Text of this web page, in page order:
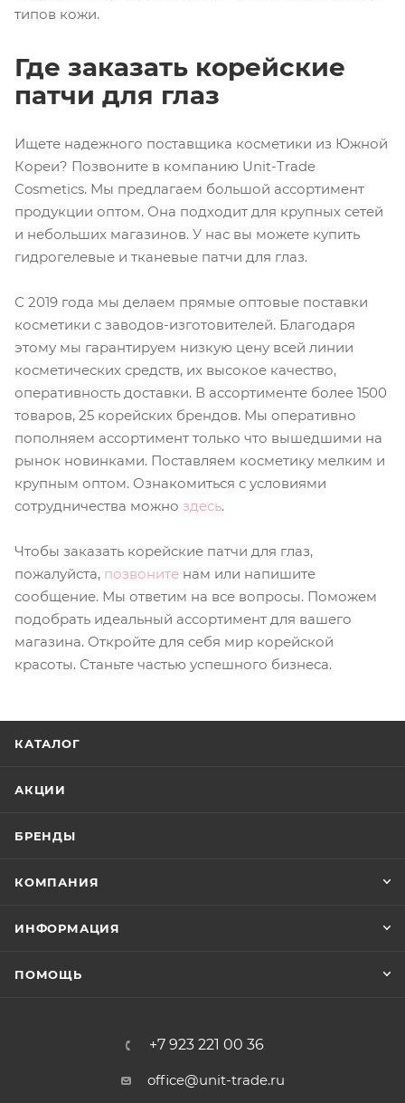
типов кожи.
Где заказать корейские
патчи для глаз
Ищете надежного поставщика косметики из Южной
Кореи? Позвоните в компанию Unit-Trade
Cosmetics. Мы предлагаем большой ассортимент
продукции оптом. Она подходит для крупных сетей
и небольших магазинов. У нас вы можете купить
гидрогелевые и тканевые патчи для глаз.
С 2019 года мы делаем прямые оптовые поставки
косметики с заводов-изготовителей. Благодаря
этому мы гарантируем низкую цену всей линии
косметических средств, их высокое качество,
оперативность доставки. В ассортименте более 1500
товаров, 25 корейских брендов. Мы оперативно
пополняем ассортимент только что вышедшими на
рынок новинками. Поставляем косметику мелким и
крупным оптом. Ознакомиться с условиями
сотрудничества можно здесь.
Чтобы заказать корейские патчи для глаз,
пожалуйста, позвоните нам или напишите
сообщение. Мы ответим на все вопросы. Поможем
подобрать идеальный ассортимент для вашего
магазина. Откройте для себя мир корейской
красоты. Станьте частью успешного бизнеса.
КАТАЛОГ
АКЦИИ
БРЕНДЫ
КОМПАНИЯ
ИНФОРМАЦИЯ
ПОМОЩЬ
+7 923 221 00 36
office@unit-trade.ru